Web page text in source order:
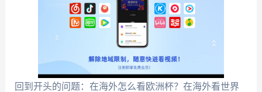
回到开头的问题：在海外怎么看欧洲杯？在海外看世界